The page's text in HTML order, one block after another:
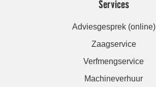
Services
Adviesgesprek (online)
Zaagservice
Verfmengservice
Machineverhuur